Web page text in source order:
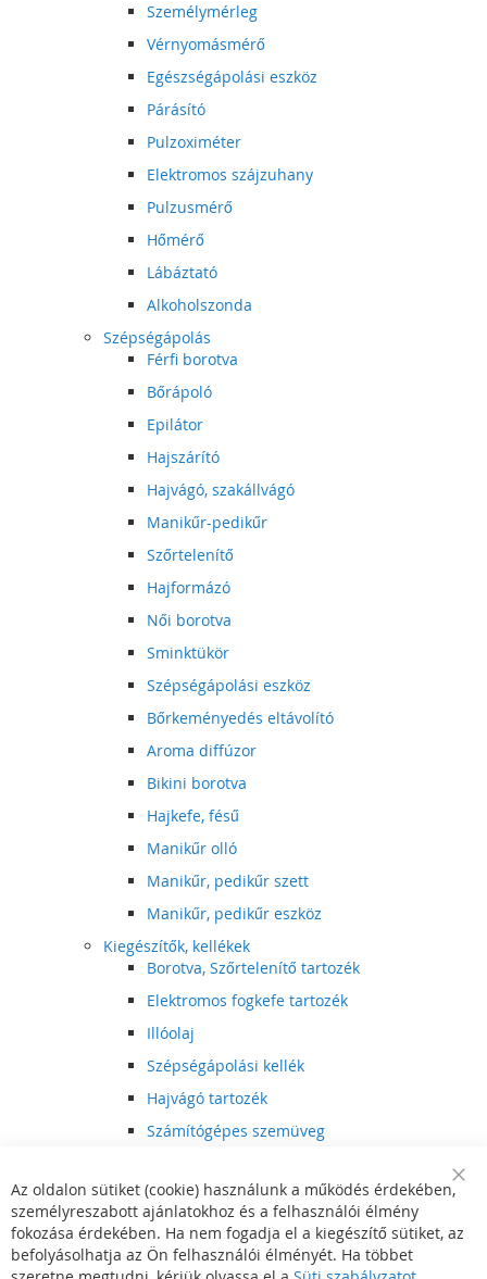
Személymérleg
Vérnyomásmérő
Egészségápolási eszköz
Párásító
Pulzoximéter
Elektromos szájzuhany
Pulzusmérő
Hőmérő
Lábáztató
Alkoholszonda
Szépségápolás
Férfi borotva
Bőrápoló
Epilátor
Hajszárító
Hajvágó, szakállvágó
Manikűr-pedikűr
Szőrtelenítő
Hajformázó
Női borotva
Sminktükör
Szépségápolási eszköz
Bőrkeményedés eltávolító
Aroma diffúzor
Bikini borotva
Hajkefe, fésű
Manikűr olló
Manikűr, pedikűr szett
Manikűr, pedikűr eszköz
Kiegészítők, kellékek
Borotva, Szőrtelenítő tartozék
Elektromos fogkefe tartozék
Illóolaj
Szépségápolási kellék
Hajvágó tartozék
Számítógépes szemüveg
Hajvágó kiegészítő
Szórakoztató elektronika
Multimédia
DVD, BluRay lejátszó
Bar
Az oldalon sütiket (cookie) használunk a működés érdekében,
személyreszabott ajánlatokhoz és a felhasználói élmény
fokozása érdekében. Ha nem fogadja el a kiegészítő sütiket, az
befolyásolhatja az Ön felhasználói élményét. Ha többet